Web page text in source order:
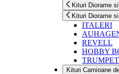
Kituri Diorame
Kituri Diorame
ITALERI
REVELL
HOBBY
Kituri Camioane